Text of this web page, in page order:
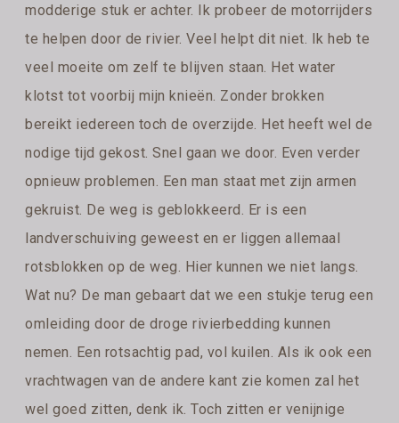
modderige stuk er achter. Ik probeer de motorrijders
te helpen door de rivier. Veel helpt dit niet. Ik heb te
veel moeite om zelf te blijven staan. Het water
klotst tot voorbij mijn knieën. Zonder brokken
bereikt iedereen toch de overzijde. Het heeft wel de
nodige tijd gekost. Snel gaan we door. Even verder
opnieuw problemen. Een man staat met zijn armen
gekruist. De weg is geblokkeerd. Er is een
landverschuiving geweest en er liggen allemaal
rotsblokken op de weg. Hier kunnen we niet langs.
Wat nu? De man gebaart dat we een stukje terug een
omleiding door de droge rivierbedding kunnen
nemen. Een rotsachtig pad, vol kuilen. Als ik ook een
vrachtwagen van de andere kant zie komen zal het
wel goed zitten, denk ik. Toch zitten er venijnige